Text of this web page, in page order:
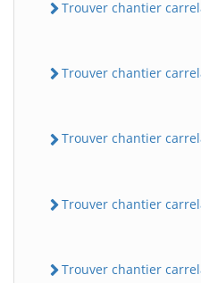
Trouver chantier
Trouver chantier
Trouver chantier
Trouver chantier
Trouver chantier